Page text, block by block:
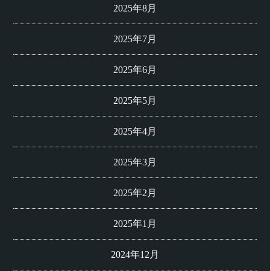
2025年8月
2025年7月
2025年6月
2025年5月
2025年4月
2025年3月
2025年2月
2025年1月
2024年12月